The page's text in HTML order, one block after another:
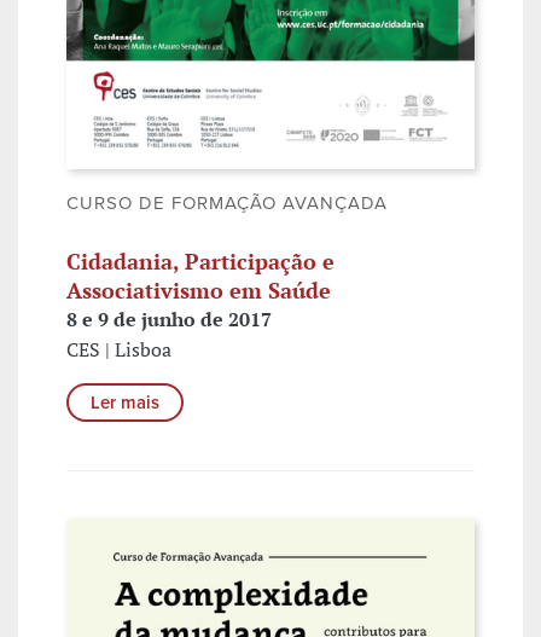
CURSO DE FORMAÇÃO AVANÇADA
Cidadania, Participação e
Associativismo em Saúde
8 e 9 de junho de 2017
CES | Lisboa
Ler mais